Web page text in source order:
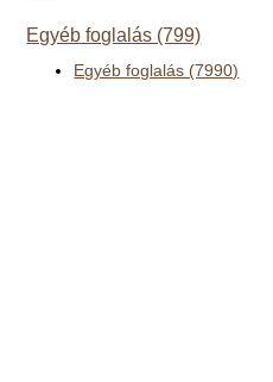
Egyéb foglalás (799)
Egyéb foglalás (7990)